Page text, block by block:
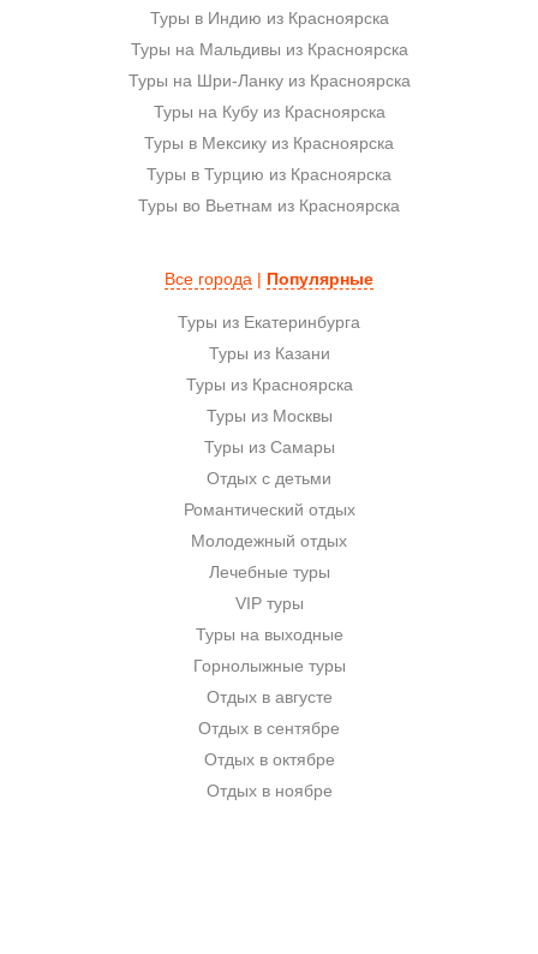
Туры в Индию из Красноярска
Туры на Мальдивы из Красноярска
Туры на Шри-Ланку из Красноярска
Туры на Кубу из Красноярска
Туры в Мексику из Красноярска
Туры в Турцию из Красноярска
Туры во Вьетнам из Красноярска
Все города | Популярные
Туры из Екатеринбурга
Туры из Казани
Туры из Красноярска
Туры из Москвы
Туры из Самары
Отдых с детьми
Романтический отдых
Молодежный отдых
Лечебные туры
VIP туры
Туры на выходные
Горнолыжные туры
Отдых в августе
Отдых в сентябре
Отдых в октябре
Отдых в ноябре